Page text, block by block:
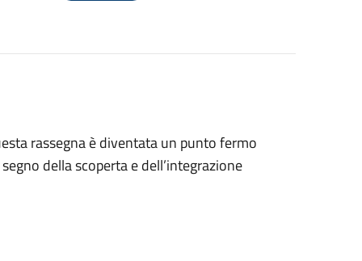
rassegna è diventata un punto fermo
della scoperta e dell’integrazione